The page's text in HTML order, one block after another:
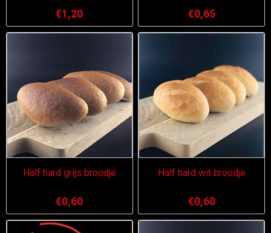
€1,20 €0,65
Half hard grijs broodje
€0,60
Half hard wit broodje
€0,60